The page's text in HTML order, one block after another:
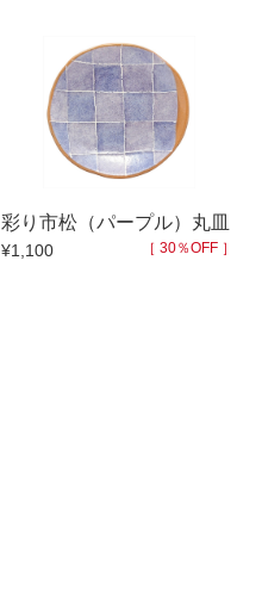
ゆったり碗
徳利
汁椀・漆器
ガラス
アフロビューティ
彩り市松（パープル）丸皿
¥1,100 ［ 30％OFF ］